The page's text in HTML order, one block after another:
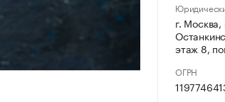
г.
этаж 8,
ОГРН